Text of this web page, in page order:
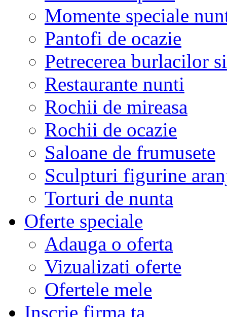
Momente speciale
Pantofi de ocazie
Petrecerea burlacilor
Restaurante nunti
Rochii de mireasa
Rochii de ocazie
Saloane de frumusete
Sculpturi figurine
Torturi de nunta
Oferte speciale
Adauga o oferta
Vizualizati oferte
Ofertele mele
Inscrie firma ta